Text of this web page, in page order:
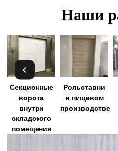
Наши
Секционные
ворота
внутри
складского
помещения
⁠Рольставни
в пищевом
производстве